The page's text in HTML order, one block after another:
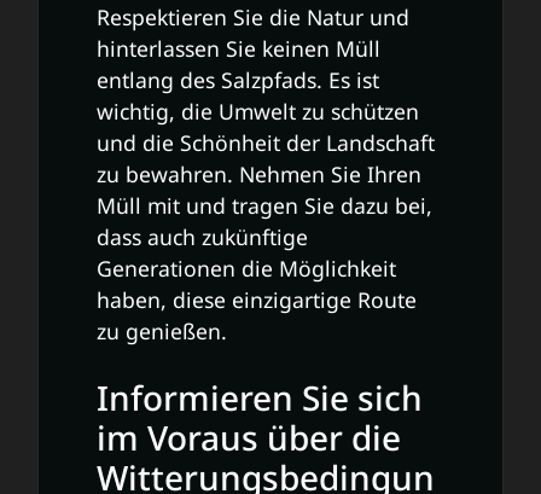
Respektieren Sie die Natur und
hinterlassen Sie keinen Müll
entlang des Salzpfads. Es ist
wichtig, die Umwelt zu schützen
und die Schönheit der Landschaft
zu bewahren. Nehmen Sie Ihren
Müll mit und tragen Sie dazu bei,
dass auch zukünftige
Generationen die Möglichkeit
haben, diese einzigartige Route
zu genießen.
Informieren Sie sich
im Voraus über die
Witterungsbedingun